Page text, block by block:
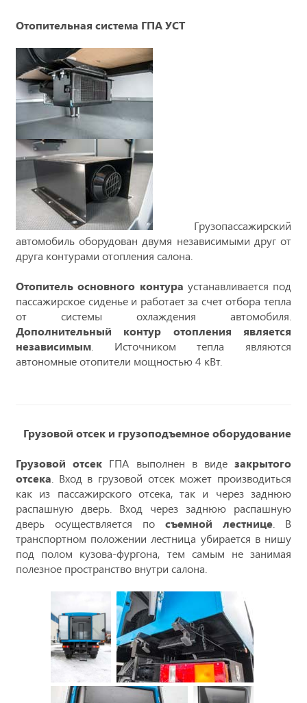
Отопительная система ГПА УСТ
Грузопассажирский
автомобиль оборудован двумя независимыми друг от
друга контурами отопления салона.
Отопитель основного контура устанавливается под
пассажирское сиденье и работает за счет отбора тепла
от системы охлаждения автомобиля.
Дополнительный контур отопления является
независимым. Источником тепла являются
автономные отопители мощностью 4 кВт.
Грузовой отсек и грузоподъемное оборудование
Грузовой отсек ГПА выполнен в видезакрытого
отсека. Вход в грузовой отсек может производиться
как из пассажирского отсека, так и через заднюю
распашную дверь. Вход через заднюю распашную
дверь осуществляется по съемной лестнице. В
транспортном положении лестница убирается в нишу
под полом кузова-фургона, тем самым не занимая
полезное пространство внутри салона.